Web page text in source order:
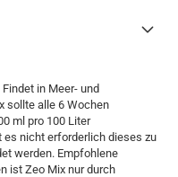
in Meer- und
sollte alle 6 Wochen
ml pro 100 Liter
es nicht erforderlich dieses zu
werden. Empfohlene
ist Zeo Mix nur durch